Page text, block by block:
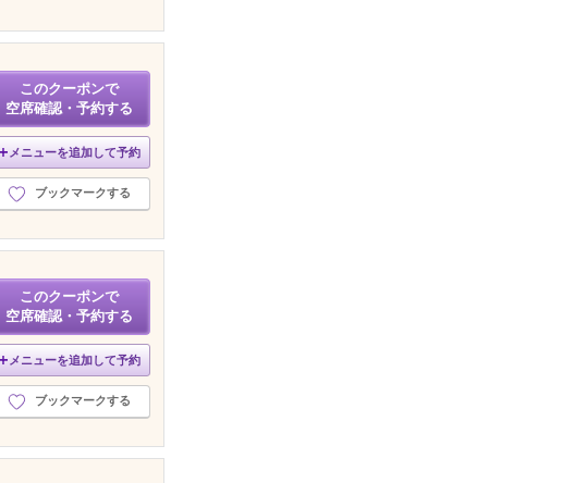
このクーポンで
空席確認・予約する
メニューを追加して予約
ブックマークする
このクーポンで
空席確認・予約する
メニューを追加して予約
ブックマークする